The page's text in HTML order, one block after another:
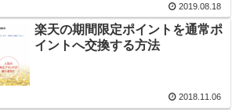
2019.08.18
楽天の期間限定ポイントを通常ポ
イントへ交換する方法
2018.11.06